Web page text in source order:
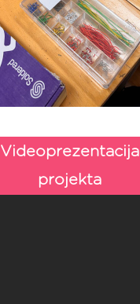
Videoprezentacija
projekta